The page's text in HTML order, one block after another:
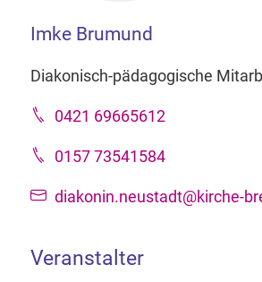
Imke Brumund
Diakonisch-pädagogische
0421 69665612
0157 73541584
diakonin.neustadt@kirche-
Veranstalter